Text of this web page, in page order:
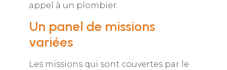
appel à un plombier.
Un panel de missions
variées
Les missions qui sont couvertes par le